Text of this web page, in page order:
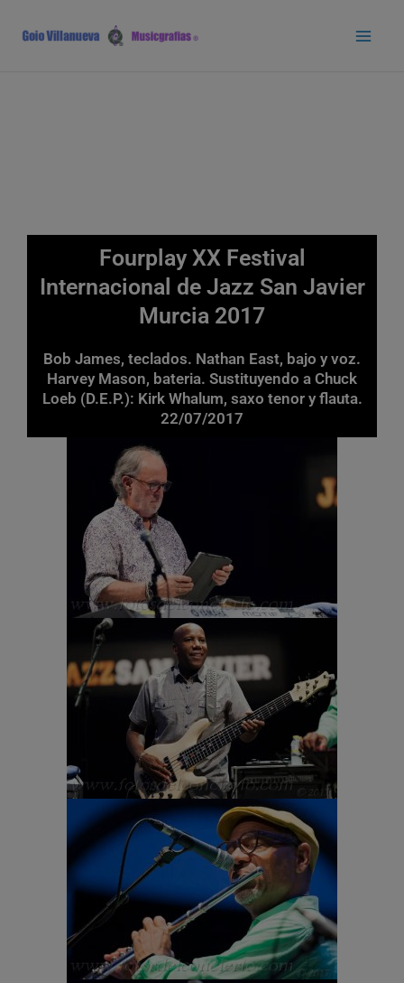
contenido
Fourplay XX Festival
Internacional de Jazz San Javier
Murcia 2017
Bob James, teclados. Nathan East, bajo y voz.
Harvey Mason, bateria. Sustituyendo a Chuck
Loeb (D.E.P.): Kirk Whalum, saxo tenor y flauta.
22/07/2017